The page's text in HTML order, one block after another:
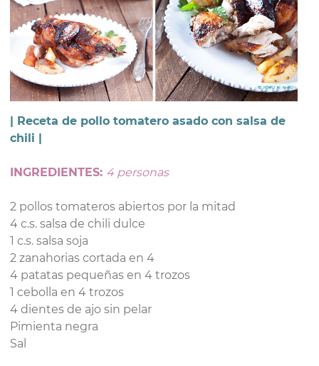
| Receta de pollo tomatero asado con salsa de
chili |
INGREDIENTES: 4 personas
2 pollos tomateros abiertos por la mitad
4 c.s. salsa de chili dulce
1 c.s. salsa soja
2 zanahorias cortada en 4
4 patatas pequeñas en 4 trozos
1 cebolla en 4 trozos
4 dientes de ajo sin pelar
Pimienta negra
Sal